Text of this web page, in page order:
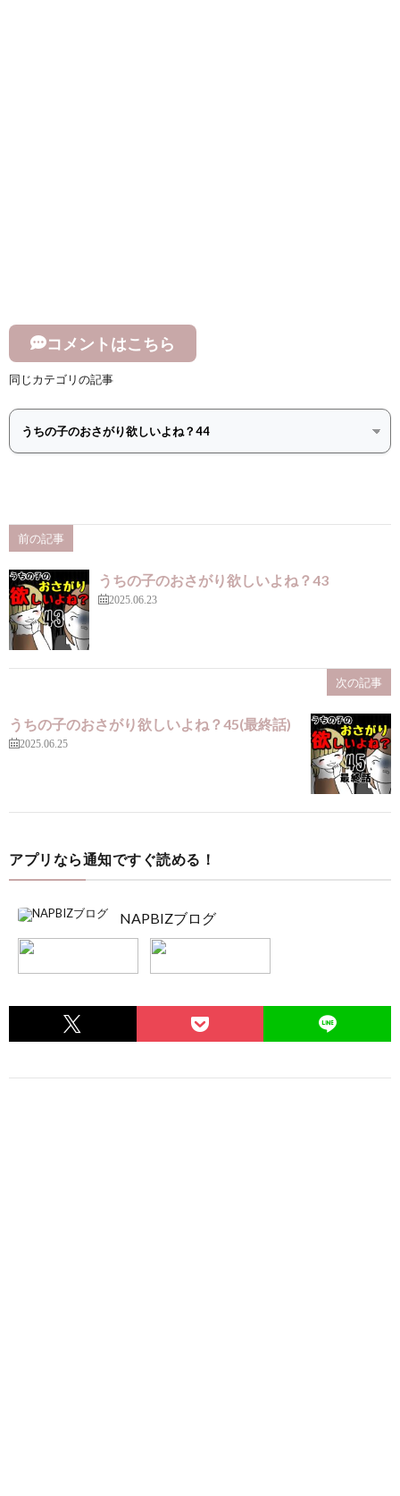
コメントはこちら
同じカテゴリの記事
前の記事
うちの子のおさがり欲しいよね？43
2025.06.23
次の記事
うちの子のおさがり欲しいよね？45(最終話)
2025.06.25
アプリなら通知ですぐ読める！
NAPBIZブログ